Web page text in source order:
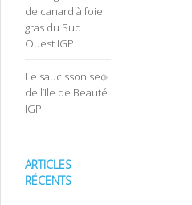
de canard à foie
gras du Sud
Ouest IGP
Le saucisson sec
de l’Ile de Beauté
IGP
ARTICLES
RÉCENTS